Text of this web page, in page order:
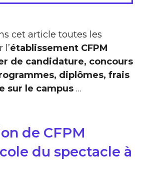
cet article toutes les
établissement CFPM
de candidature, concours
diplômes, frais
sur le campus …
de CFPM
du spectacle à